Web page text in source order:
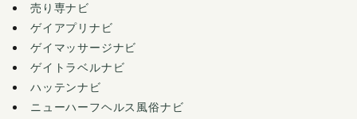
売り専ナビ
ゲイアプリナビ
ゲイマッサージナビ
ゲイトラベルナビ
ハッテンナビ
ニューハーフヘルス風俗ナビ